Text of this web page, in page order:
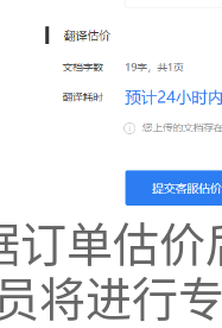
订单估
将进行